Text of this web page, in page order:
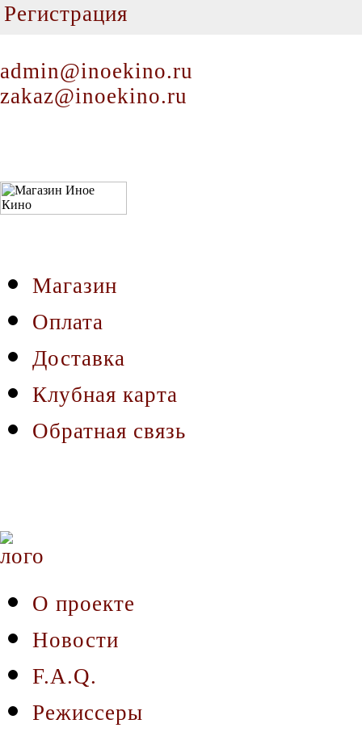
Регистрация
admin@inoekino.ru
zakaz@inoekino.ru
Магазин
Оплата
Доставка
Клубная карта
Обратная связь
О проекте
Новости
F.A.Q.
Режиссеры